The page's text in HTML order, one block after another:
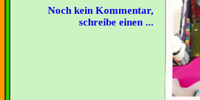
Noch kein Kommentar,
schreibe einen ...